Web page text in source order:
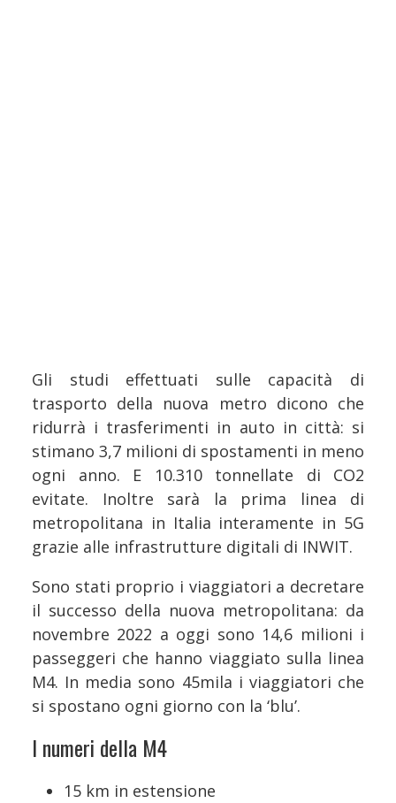
Gli studi effettuati sulle capacità di
trasporto della nuova metro dicono che
ridurrà i trasferimenti in auto in città: si
stimano 3,7 milioni di spostamenti in meno
ogni anno. E 10.310 tonnellate di CO2
evitate. Inoltre sarà la prima linea di
metropolitana in Italia interamente in 5G
grazie alle infrastrutture digitali di INWIT.
Sono stati proprio i viaggiatori a decretare
il successo della nuova metropolitana: da
novembre 2022 a oggi sono 14,6 milioni i
passeggeri che hanno viaggiato sulla linea
M4. In media sono 45mila i viaggiatori che
si spostano ogni giorno con la ‘blu’.
I numeri della M4
15 km in estensione